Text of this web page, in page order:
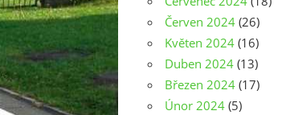
Červen 2024 (26)
Květen 2024 (16)
Duben 2024 (13)
Březen 2024 (17)
Únor 2024 (5)